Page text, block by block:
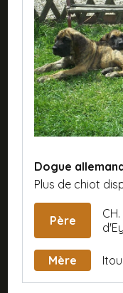
Dogue
Plus de chiot
Père
Mère